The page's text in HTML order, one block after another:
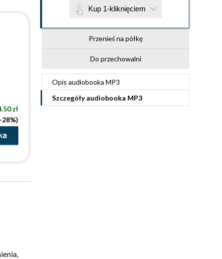
Kup 1-kliknięciem
Przenieś na półkę
Do przechowalni
Opis audiobooka MP3
Szczegółyaudiobooka MP3
zł
28%)